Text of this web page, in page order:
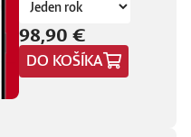
98,90 €
DO KOŠÍKA